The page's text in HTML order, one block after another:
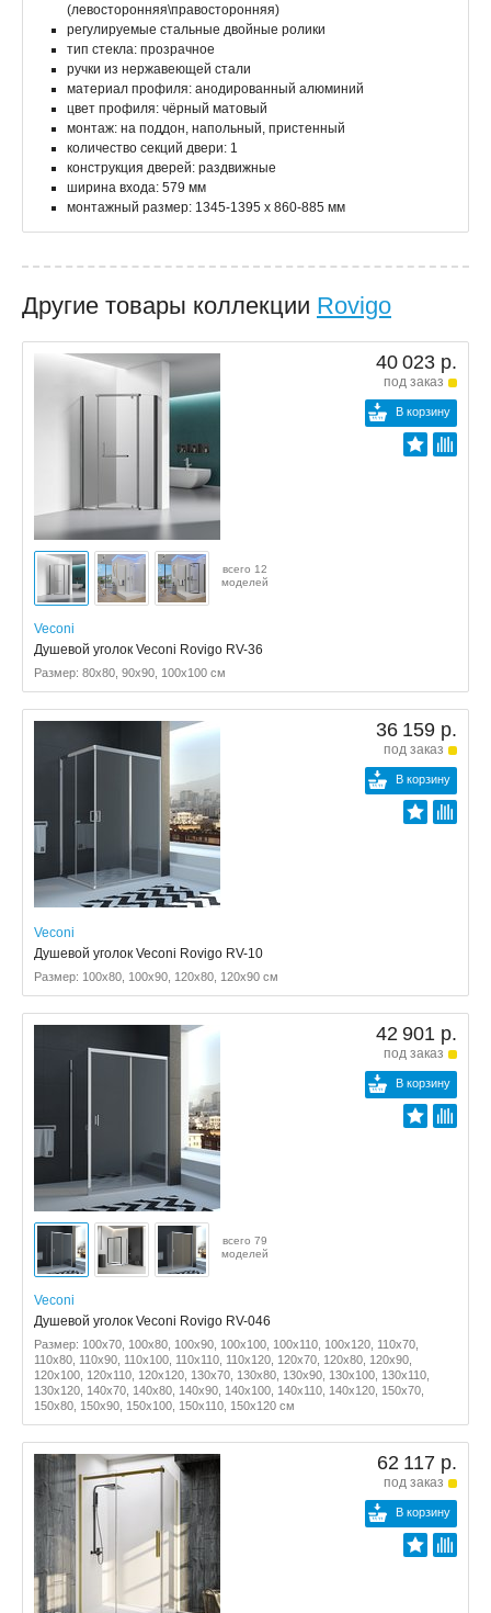
(левосторонняя\правосторонняя)
регулируемые стальные двойные ролики
тип стекла: прозрачное
ручки из нержавеющей стали
материал профиля: анодированный алюминий
цвет профиля: чёрный матовый
монтаж: на поддон, напольный, пристенный
количество секций двери: 1
конструкция дверей: раздвижные
ширина входа: 579 мм
монтажный размер: 1345-1395 x 860-885 мм
Другие товары коллекции Rovigo
40 023 р.
под заказ
В корзину
всего 12
моделей
Veconi
Душевой уголок Veconi Rovigo RV-36
Размер: 80x80, 90x90, 100x100 см
36 159 р.
под заказ
В корзину
Veconi
Душевой уголок Veconi Rovigo RV-10
Размер: 100x80, 100x90, 120x80, 120x90 см
42 901 р.
под заказ
В корзину
всего 79
моделей
Veconi
Душевой уголок Veconi Rovigo RV-046
Размер: 100x70, 100x80, 100x90, 100x100, 100x110, 100x120, 110x70,
110x80, 110x90, 110x100, 110x110, 110x120, 120x70, 120x80, 120x90,
120x100, 120x110, 120x120, 130x70, 130x80, 130x90, 130x100, 130x110,
130x120, 140x70, 140x80, 140x90, 140x100, 140x110, 140x120, 150x70,
150x80, 150x90, 150x100, 150x110, 150x120 см
62 117 р.
под заказ
В корзину